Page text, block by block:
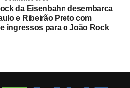
estreiam conexão total da
da Eisenbahn desembarca
e Ribeirão Preto com
ingressos para o João Rock